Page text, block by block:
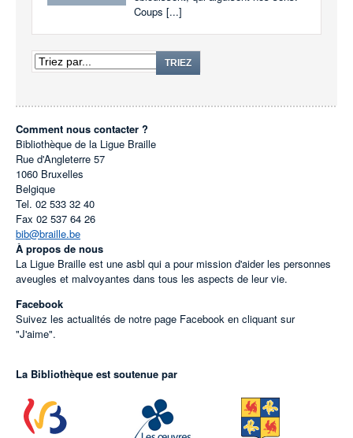
Coups [...]
TRIEZ
Comment nous contacter ?
Bibliothèque de la Ligue Braille
Rue d'Angleterre 57
1060 Bruxelles
Belgique
Tel. 02 533 32 40
Fax 02 537 64 26
bib@braille.be
À propos de nous
La Ligue Braille est une asbl qui a pour mission d'aider les personnes
aveugles et malvoyantes dans tous les aspects de leur vie.
Facebook
Suivez les actualités de notre page Facebook en cliquant sur
"J'aime".
La Bibliothèque est soutenue par